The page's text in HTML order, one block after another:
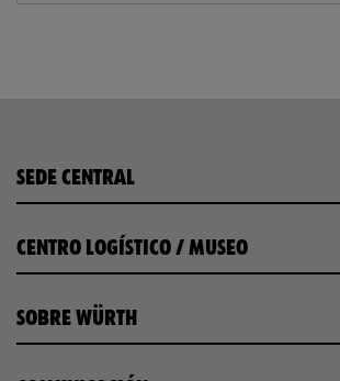
SEDE CENTRAL
CENTRO LOGÍSTICO / MUSEO
SOBRE WÜRTH